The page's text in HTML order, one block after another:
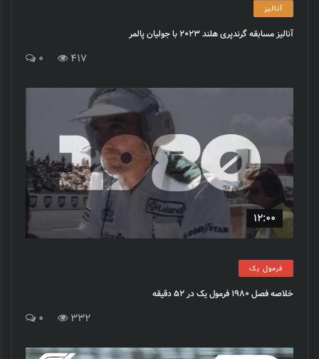
آنالیز
آنالیز مسابقه گرندپری هلند 2023 با جولیان پالمر
0 417
12:00
فرمول یک
خلاصه فصل 1980 فرمول یک در 52 دقیقه
0 332